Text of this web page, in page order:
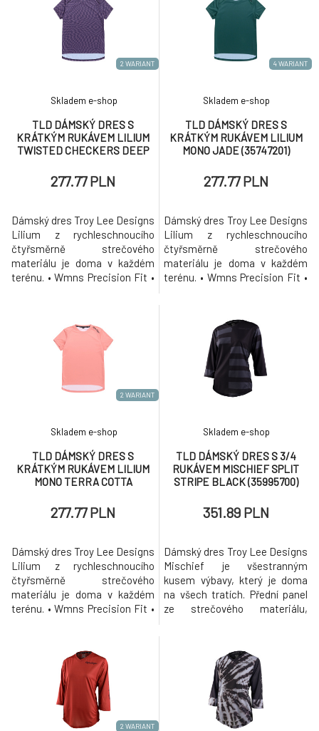
z příjemného a prodyšného
materiálu s UV ochranou. •
Slim Fit • Bluesign
certifikovaný čtyřsměrně
strečový mate
prodyšného materiálu s UV
ochranou. • Slim Fit • Bluesign
certifikovaný čtyřsměrně
2 WARIANT
TLD DÁMSKÝ DRES S
KRÁTKÝM RUKÁVEM LILIUM
TWISTED CHECKERS DEEP
Skladem e-shop
277.77 PLN
Dámský dres Troy Lee Designs
Lilium z rychleschnoucího
čtyřsměrně strečového
materiálu je doma v každém
terénu. • Wmns Precision Fit •
panely) • Rychleschnoucí
materiál, který skvěle odvádí
pot • Prodloužený zádový díl
4 WARIANT
TLD DÁMSKÝ DRES S
KRÁTKÝM RUKÁVEM LILIUM
MONO JADE (35747201)
Skladem e-shop
277.77 PLN
Dámský dres Troy Lee Designs
Lilium z rychleschnoucího
čtyřsměrně strečového
materiálu je doma v každém
terénu. • Wmns Precision Fit •
UPF 20+ (přední a zadní panely)
• Rychleschnoucí materiál,
který skvěle odvádí pot •
Prodloužený zádový díl
2 WARIANT
TLD DÁMSKÝ DRES S
KRÁTKÝM RUKÁVEM LILIUM
MONO TERRA COTTA
Skladem e-shop
277.77 PLN
Dámský dres Troy Lee Designs
Lilium z rychleschnoucího
čtyřsměrně strečového
materiálu je doma v každém
terénu. • Wmns Precision Fit •
• UPF 20+ (přední a zadní
panely) • Rychleschnoucí
materiál, který skvěle odvádí
pot • Prodloužený zádový díl
TLD DÁMSKÝ DRES S 3/4
RUKÁVEM MISCHIEF SPLIT
STRIPE BLACK (35995700)
Skladem e-shop
351.89 PLN
Dámský dres Troy Lee Designs
Mischief je všestranným
kusem výbavy, který je doma
na všech tratích. Přední panel
ze strečového materiálu,
odvětrání. Tříčtvrteční rukávy
jsou kompatibilní s chrániči
loktů. • Wmns Ride Fit •
Bluesign certifikovaný
čtyřsměrně strečový materiál,
síťovinové pa
2 WARIANT